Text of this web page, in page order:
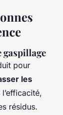
gaspillage
pour
les
l’efficacité,
résidus.